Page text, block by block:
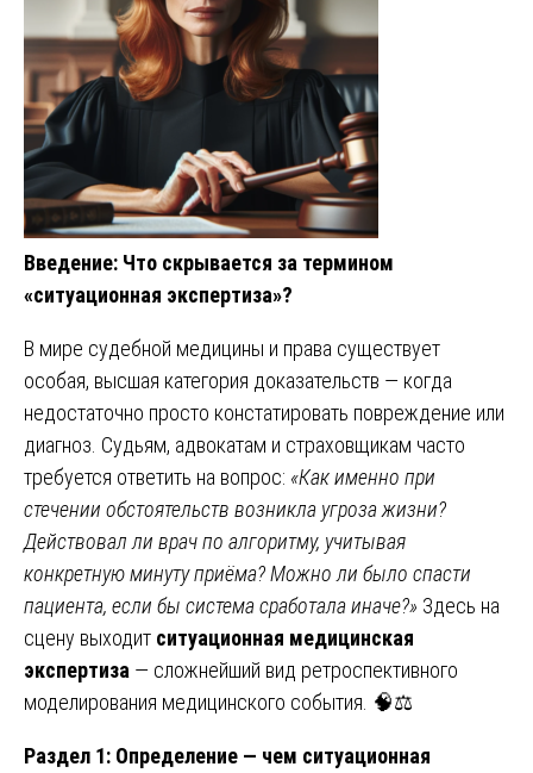
Введение: Что скрывается за термином
«ситуационная экспертиза»?
В мире судебной медицины и права существует
особая, высшая категория доказательств — когда
недостаточно просто констатировать повреждение или
диагноз. Судьям, адвокатам и страховщикам часто
требуется ответить на вопрос: «Как именно при
стечении обстоятельств возникла угроза жизни?
Действовал ли врач по алгоритму, учитывая
конкретную минуту приёма? Можно ли было спасти
пациента, если бы система сработала иначе?» Здесь на
сцену выходит ситуационная медицинская
экспертиза — сложнейший вид ретроспективного
моделирования медицинского события. 🧠⚖️
Раздел 1: Определение — чем ситуационная